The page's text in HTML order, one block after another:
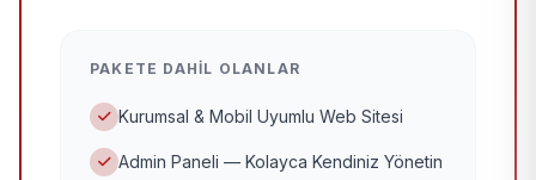
PAKETE DAHIL OLANLAR
Kurumsal & Mobil Uyumlu Web Sitesi
Admin Paneli — Kolayca Kendiniz Yönetin